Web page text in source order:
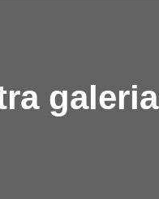
galeria